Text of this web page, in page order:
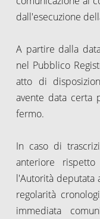
dall'esecuzione
A partire dalla
nel Pubblico
atto di
avente data certa
fermo.
In caso di
anteriore
l'Autorità deputata
regolarità
immediata